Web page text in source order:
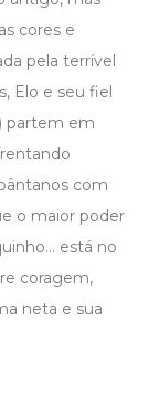
cores e
pela terrível
Elo e seu fiel
partem em
com
o maior poder
está no
coragem,
neta e sua